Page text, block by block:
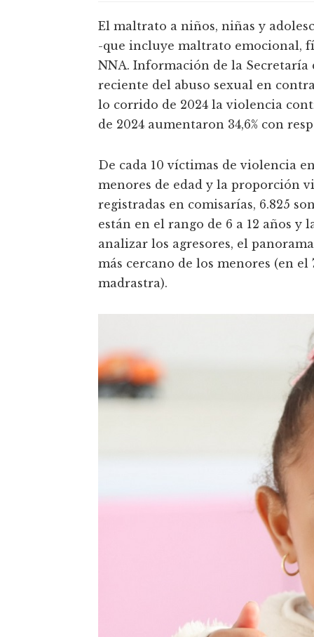
El maltrato a niños, niñas y
-que incluye maltrato emocional,
NNA. Información de la Secretaría
reciente del abuso sexual en contra
lo corrido de 2024 la violencia
de 2024 aumentaron 34,6% con
De cada 10 víctimas de violencia
menores de edad y la proporción
registradas en comisarías, 6.825
están en el rango de 6 a 12 años
analizar los agresores, el
más cercano de los menores (en el
madrastra).